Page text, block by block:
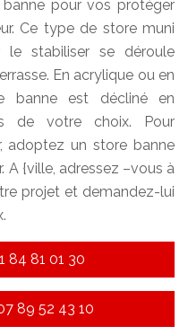
pour vos protéger
Ce type de store muni
le stabiliser se déroule
En acrylique ou en
banne est décliné en
de votre choix. Pour
adoptez un store banne
A {ville, adressez –vous à
projet et demandez-lui
84 81 01 30
89 52 43 10